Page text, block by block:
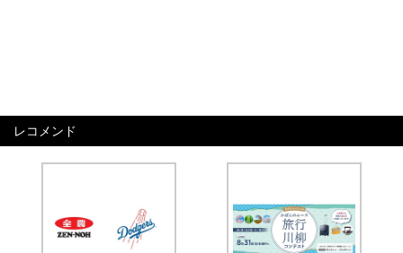
レコメンド